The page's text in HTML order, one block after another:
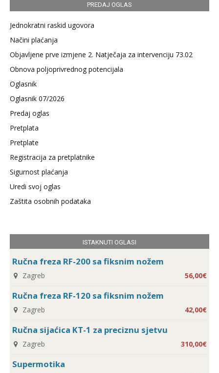
PREDAJ OGLAS
Jednokratni raskid ugovora
Načini plaćanja
Objavljene prve izmjene 2. Natječaja za intervenciju 73.02
Obnova poljoprivrednog potencijala
Oglasnik
Oglasnik 07/2026
Predaj oglas
Pretplata
Pretplate
Registracija za pretplatnike
Sigurnost plaćanja
Uredi svoj oglas
Zaštita osobnih podataka
ISTAKNUTI OGLASI
Ručna freza RF-200 sa fiksnim nožem
Zagreb 56,00€
Ručna freza RF-120 sa fiksnim nožem
Zagreb 42,00€
Ručna sijaćica KT-1 za preciznu sjetvu
Zagreb 310,00€
Supermotika